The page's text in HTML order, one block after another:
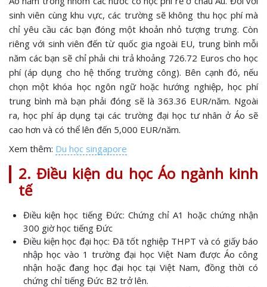
sinh viên cùng khu vực, các trường sẽ không thu học phí mà
chỉ yêu cầu các bạn đóng một khoản nhỏ tượng trưng. Còn
riêng với sinh viên đến từ quốc gia ngoài EU, trung bình mỗi
năm các bạn sẽ chỉ phải chi trả khoảng 726.72 Euros cho học
phí (áp dụng cho hệ thống trường công). Bên cạnh đó, nếu
chọn một khóa học ngôn ngữ hoặc hướng nghiệp, học phí
trung bình mà bạn phải đóng sẽ là 363.36 EUR/năm. Ngoài
ra, học phí áp dụng tại các trường đại học tư nhân ở Áo sẽ
cao hơn và có thể lên đến 5,000 EUR/năm.
Xem thêm: Du học singapore
2. Điều kiện du học Áo ngành kinh
tế
Điều kiện học tiếng Đức: Chứng chỉ A1 hoặc chứng nhận
300 giờ học tiếng Đức
Điều kiện học đại học: Đã tốt nghiệp THPT và có giấy báo
nhập học vào 1 trường đại học Việt Nam được Áo công
nhận hoặc đang học đại học tại Việt Nam, đồng thời có
chứng chỉ tiếng Đức B2 trở lên.